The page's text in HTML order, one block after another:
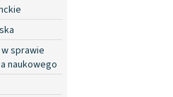
sprawie
naukowego